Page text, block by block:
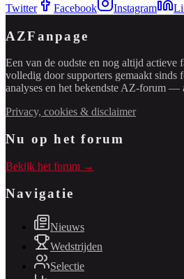
Twitter Facebook Instagram
AZFanpage
Een van de oudste en nog altijd actieve
volledig door supporters gemaakt sinds
analyses en het bekendste AZ-forum —
Privacy, cookies & disclaimer
Nu op het forum
Bekijk het forum →
Navigatie
Nieuws
Wedstrijden
Selectie